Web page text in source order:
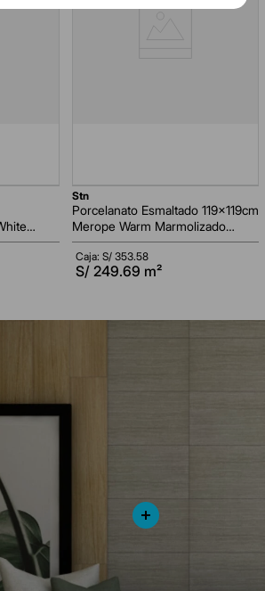
stn
Porcelanato Esmaltado 119x119cm
Merope Warm Marmolizado
Pulido Rectificado
Caja: S/ 353.58
S/ 249.69 m²